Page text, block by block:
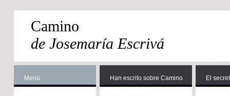
Camino
de Josemaría Escrivá
Menú Han escrito sobre Camino El